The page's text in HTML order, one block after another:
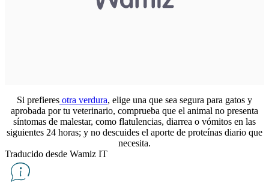
Si prefieres otra verdura, elige una que sea segura para gatos y
aprobada por tu veterinario, comprueba que el animal no presenta
síntomas de malestar, como flatulencias, diarrea o vómitos en las
siguientes 24 horas; y no descuides el aporte de proteínas diario que
necesita.
Traducido desde Wamiz IT